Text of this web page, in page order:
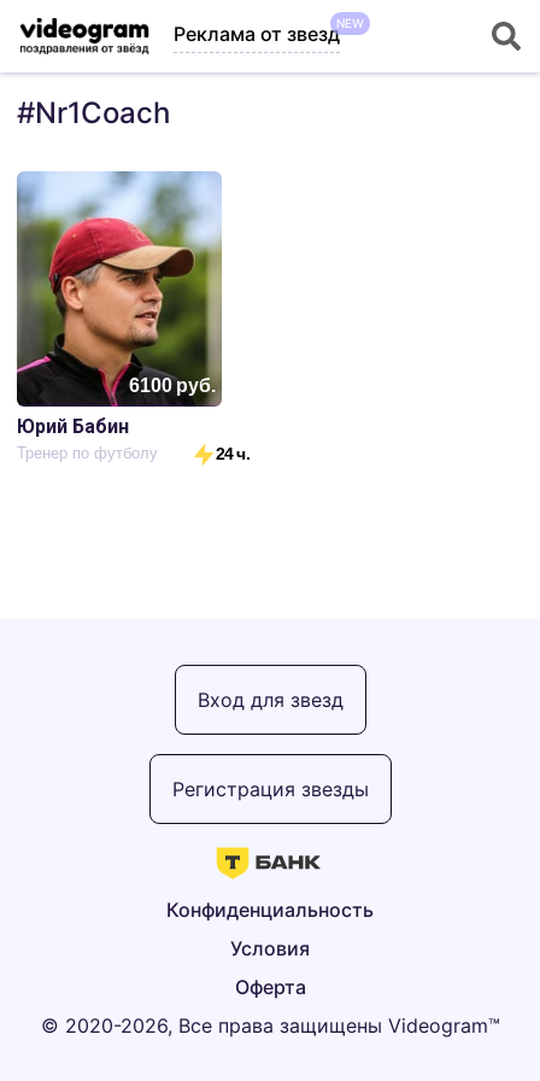
Реклама от звездNEW
#Nr1Coach
6100руб.
Юрий Бабин
Тренер по футболу 24 ч.
© 2020-2026, Все права защищены Videogram™
Оферта
Условия
Конфиденциальность
Регистрация звезды
Вход для звезд